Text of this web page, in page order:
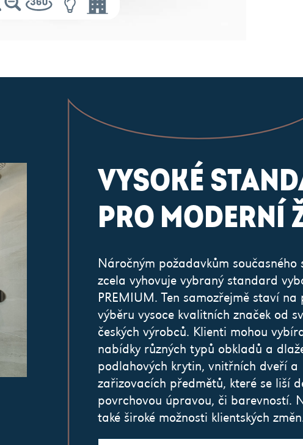
VYSOKÉ
PRO MODERNÍ
Náročným požadavkům současného
zcela vyhovuje vybraný standard
PREMIUM. Ten samozřejmě staví na
výběru vysoce kvalitních značek od
českých výrobců. Klienti mohou
nabídky různých typů obkladů a
podlahových krytin, vnitřních dveří a
zařizovacích předmětů, které se liší
povrchovou úpravou, či barevností.
také široké možnosti klientských